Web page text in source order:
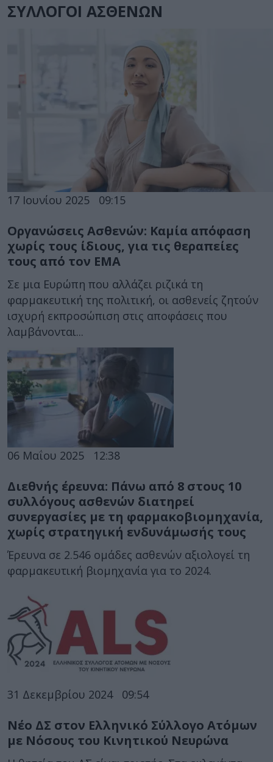
ΣΥΛΛΟΓΟΙ ΑΣΘΕΝΩΝ
17 Ιουνίου 2025 09:15
Οργανώσεις Ασθενών: Καμία απόφαση
χωρίς τους ίδιους, για τις θεραπείες
τους από τον ΕΜΑ
Σε μια Ευρώπη που αλλάζει ριζικά τη
φαρμακευτική της πολιτική, οι ασθενείς ζητούν
ισχυρή εκπροσώπιση στις αποφάσεις που
λαμβάνονται...
06 Μαΐου 2025 12:38
Διεθνής έρευνα: Πάνω από 8 στους 10
συλλόγους ασθενών διατηρεί
συνεργασίες με τη φαρμακοβιομηχανία,
χωρίς στρατηγική ενδυνάμωσής τους
Έρευνα σε 2.546 ομάδες ασθενών αξιολογεί τη
φαρμακευτική βιομηχανία για το 2024.
31 Δεκεμβρίου 2024 09:54
Νέο ΔΣ στον Ελληνικό Σύλλογο Ατόμων
με Νόσους του Κινητικού Νευρώνα